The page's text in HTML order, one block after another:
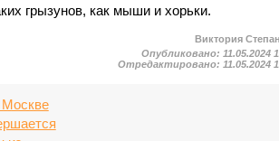
грызунов, как мыши и хорьки.
Виктория
Опубликовано: 11.05.2024
Отредактировано: 11.05.2024